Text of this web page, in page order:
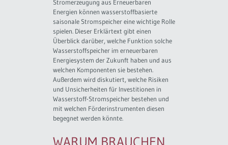
Stromerzeugung aus Erneuerbaren
Energien können wasserstoffbasierte
saisonale Stromspeicher eine wichtige Rolle
spielen. Dieser Erklärtext gibt einen
Überblick darüber, welche Funktion solche
Wasserstoffspeicher im erneuerbaren
Energiesystem der Zukunft haben und aus
welchen Komponenten sie bestehen.
Außerdem wird diskutiert, welche Risiken
und Unsicherheiten für Investitionen in
Wasserstoff-Stromspeicher bestehen und
mit welchen Förderinstrumenten diesen
begegnet werden könnte.